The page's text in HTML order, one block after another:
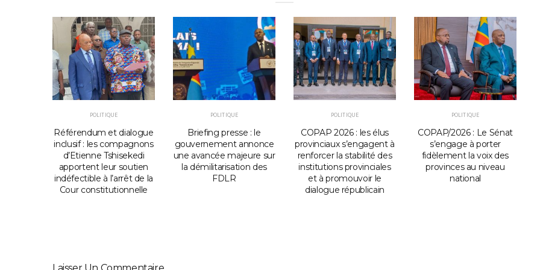
POLITIQUE
Référendum et dialogue
inclusif : les compagnons
d’Etienne Tshisekedi
apportent leur soutien
indéfectible à l’arrêt de la
Cour constitutionnelle
POLITIQUE
Briefing presse : le
gouvernement annonce
une avancée majeure sur
la démilitarisation des
FDLR
POLITIQUE
COPAP 2026 : les élus
provinciaux s’engagent à
renforcer la stabilité des
institutions provinciales
et à promouvoir le
dialogue républicain
POLITIQUE
COPAP/2026 : Le Sénat
s’engage à porter
fidèlement la voix des
provinces au niveau
national